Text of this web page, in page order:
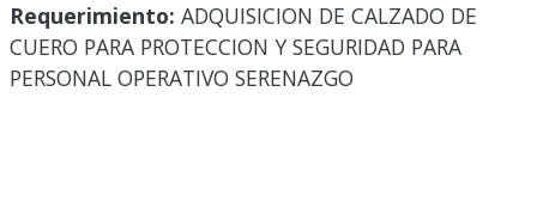
Requerimiento: ADQUISICION DE CALZADO DE
CUERO PARA PROTECCION Y SEGURIDAD PARA
PERSONAL OPERATIVO SERENAZGO